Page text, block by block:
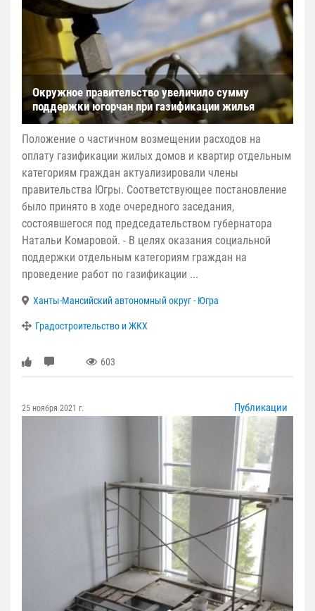
Окружное правительство увеличило сумму
поддержки югорчан при газификации жилья
Положение о частичном возмещении расходов на
оплату газификации жилых домов и квартир отдельным
категориям граждан актуализировали члены
правительства Югры. Соответствующее постановление
было принято в ходе очередного заседания,
состоявшегося под председательством губернатора
Натальи Комаровой. - В целях оказания социальной
поддержки отдельным категориям граждан на
проведение работ по газификации ...
Ханты-Мансийский автономный округ - Югра
Градостроительство и ЖКХ
603
25 ноября 2021 г. Публикации